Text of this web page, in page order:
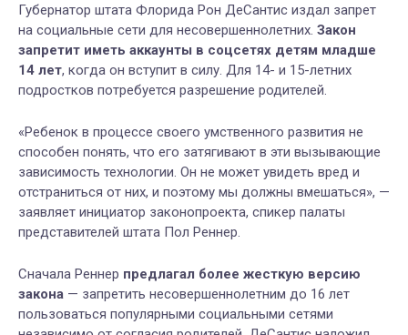
Губернатор штата Флорида Рон ДеСантис издал запрет
на социальные сети для несовершеннолетних. Закон
запретит иметь аккаунты в соцсетях детям младше
14 лет, когда он вступит в силу. Для 14- и 15-летних
подростков потребуется разрешение родителей.
«Ребенок в процессе своего умственного развития не
способен понять, что его затягивают в эти вызывающие
зависимость технологии. Он не может увидеть вред и
отстраниться от них, и поэтому мы должны вмешаться», —
заявляет инициатор законопроекта, спикер палаты
представителей штата Пол Реннер.
Сначала Реннер предлагал более жесткую версию
закона — запретить несовершеннолетним до 16 лет
пользоваться популярными социальными сетями